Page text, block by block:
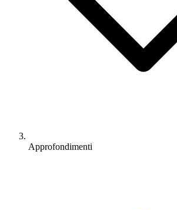
Approfondimenti